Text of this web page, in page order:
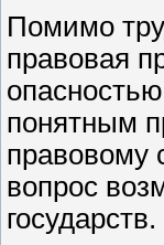
Помимо
правовая
понятным
правовому
вопрос
государств.